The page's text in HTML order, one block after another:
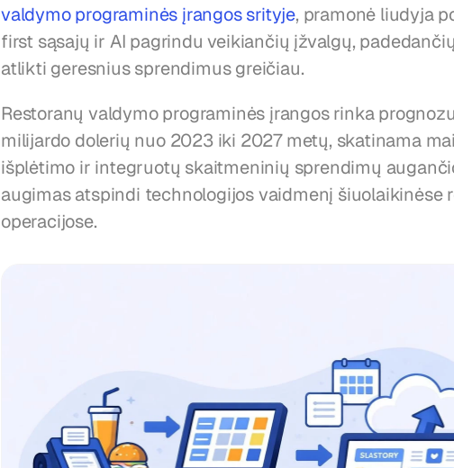
valdymo programinės įrangos srityje, pramonė liudyja
first sąsajų ir AI pagrindu veikiančių įžvalgų,
atlikti geresnius sprendimus greičiau.
Restoranų valdymo programinės įrangos rinka
milijardo dolerių nuo 2023 iki 2027 metų, skatinama
išplėtimo ir integruotų skaitmeninių sprendimų
augimas atspindi technologijos vaidmenį šiuolaikinėse
operacijose.